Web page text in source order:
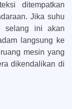
ditempatkan
Jika suhu
selang ini akan
langsung ke
mesin yang
dikendalikan di